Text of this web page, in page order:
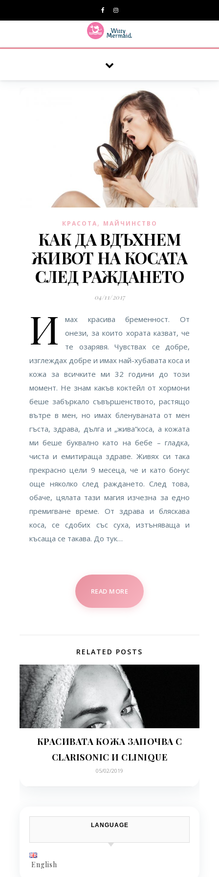
КРАСОТА, МАЙЧИНСТВО
КАК ДА ВДЪХНЕМ
ЖИВОТ НА КОСАТА
СЛЕД РАЖДАНЕТО
04/11/2017
И
мах красива бременност. От
онези, за които хората казват, че
те озарявя. Чувствах се добре,
изглеждах добре и имах най-хубавата коса и
кожа за всичките ми 32 години до този
момент. Не знам какъв коктейл от хормони
беше забъркало съвършенството, растящо
вътре в мен, но имах бленуваната от мен
гъста, здрава, дълга и „жива“коса, а кожата
ми беше буквално като на бебе – гладка,
чиста и емитираща здраве. Живях си така
прекрасно цели 9 месеца, че и като бонус
още няколко след раждането. След това,
обаче, цялата тази магия изчезна за едно
премигване време. От здрава и бляскава
коса, се сдобих със суха, изтъняваща и
късаща се такава. До тук…
READ MORE
RELATED POSTS
КРАСИВАТА КОЖА ЗАПОЧВА С
CLARISONIC И CLINIQUE
05/02/2019
LANGUAGE
English